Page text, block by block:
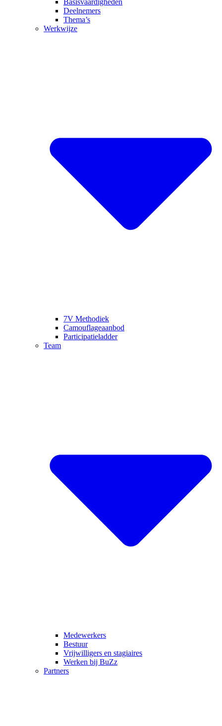
Basisvaardigheden
Deelnemers
Thema’s
Werkwijze
7V Methodiek
Camouflageaanbod
Participatieladder
Team
Medewerkers
Bestuur
Vrijwilligers en stagiaires
Werken bij BuZz
Partners